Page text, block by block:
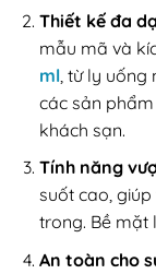
Thiết kế đa
mẫu mã và
ml, từ ly uống
các sản
khách sạn.
Tính năng
suốt cao,
trong. Bề mặt
An toàn cho